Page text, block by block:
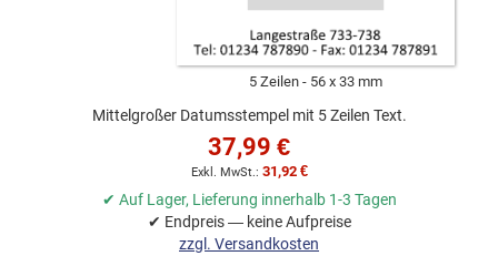
5 Zeilen 56 x 33 mm
Mittelgroßer Datumsstempel mit 5 Zeilen Text.
37,99 €
31,92 €
✔ Auf Lager, Lieferung innerhalb 1-3 Tagen
✔ Endpreis — keine Aufpreise
zzgl. Versandkosten